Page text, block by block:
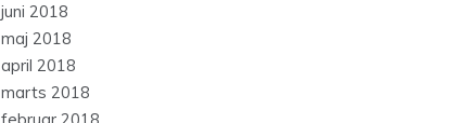
juni 2018
maj 2018
april 2018
marts 2018